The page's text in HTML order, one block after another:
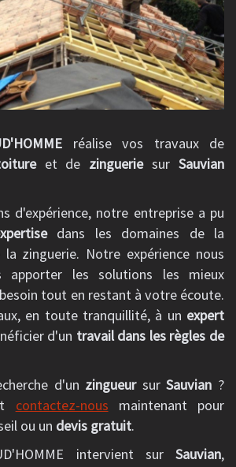
réalise vos travaux de
et de zingueriesurSauvian
d'expérience, notre entreprise a pu
dans les domaines de la
zinguerie. Notre expérience nous
apporter les solutions les mieux
tout en restant à votre écoute.
en toute tranquillité, à un expert
d'un travail dans les règles de
d'un zingueursurSauvian ?
contactez-nous maintenant pour
ou un devis gratuit.
intervient sur Sauvian,